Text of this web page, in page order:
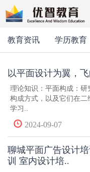
教育资讯 学历教育
以平面设计为翼，
理论知识：平面构成：研
构成方式，以及它们在
学习..
2024-09-07
聊城平面广告设计
训 室内设计培..